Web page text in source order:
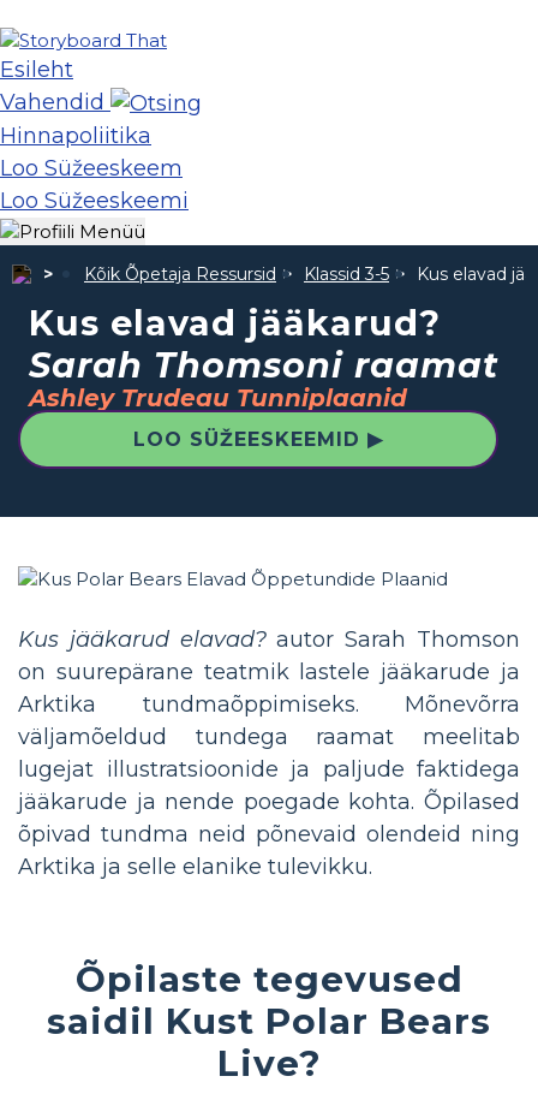
Esileht
Vahendid
Hinnapoliitika
Loo Süžeeskeem
Loo Süžeeskeemi
Kõik Õpetaja Ressursid Klassid 3-5 Kus elavad
Kus elavad jääkarud?
Sarah Thomsoni raamat
Ashley Trudeau Tunniplaanid
LOO SÜŽEESKEEMID ▶
Kus jääkarud elavad?autor Sarah Thomson
on suurepärane teatmik lastele jääkarude ja
Arktika tundmaõppimiseks. Mõnevõrra
väljamõeldud tundega raamat meelitab
lugejat illustratsioonide ja paljude faktidega
jääkarude ja nende poegade kohta. Õpilased
õpivad tundma neid põnevaid olendeid ning
Arktika ja selle elanike tulevikku.
Õpilaste tegevused
saidil Kust Polar Bears
Live?